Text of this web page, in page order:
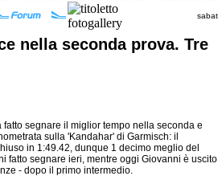
nella seconda prova. Tre
fatto segnare il miglior tempo nella seconda e
sulla 'Kandahar' di Garmisch: il
in 1:49.42, dunque 1 decimo meglio del
fatto segnare ieri, mentre oggi Giovanni è
- dopo il primo intermedio.